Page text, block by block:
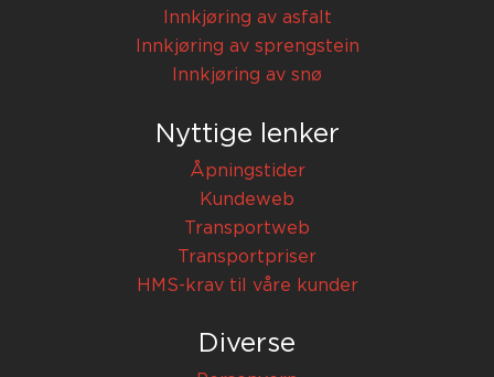
Innkjøring av asfalt
Innkjøring av sprengstein
Innkjøring av snø
Nyttige lenker
Åpningstider
Kundeweb
Transportweb
Transportpriser
HMS-krav til våre kunder
Diverse